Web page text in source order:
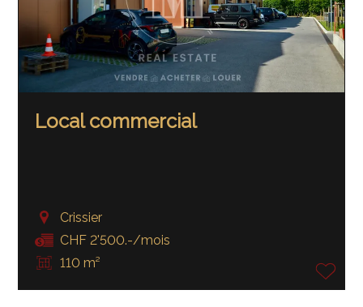
Local commercial
Crissier
CHF 2'500.-/mois
110 m²